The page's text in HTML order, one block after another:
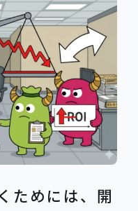
ためには、開